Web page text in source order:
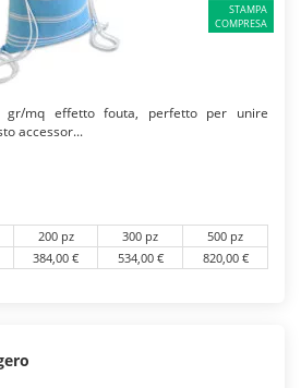
STAMPA
COMPRESA
gr/mq effetto fouta, perfetto per unire
accessor...
200 pz 300 pz
500 pz
384,00 € 534,00 € 820,00 €